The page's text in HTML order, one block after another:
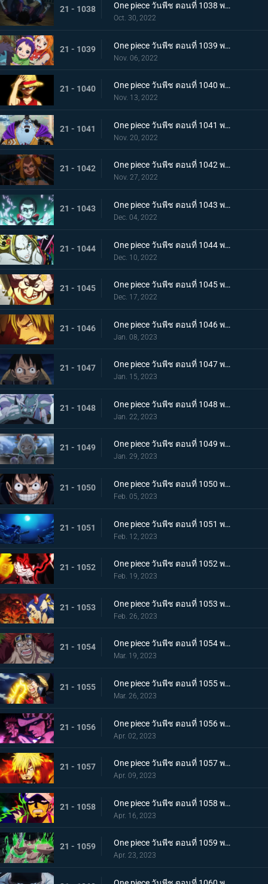
21 - 1038 One piece วันพีช ตอนที่ 1038 พากย์ไทย ท่าไม้ตายของนามิ! ศึกเสี่ยงตายของโอทามะ
Oct. 30, 2022
21 - 1039 One piece วันพีช ตอนที่ 1039 พากย์ไทย พวกพ้องเพิ่มพรวด กลุ่มหมวกฟางโต้กลับ
Nov. 06, 2022
21 - 1040 One piece วันพีช ตอนที่ 1040 พากย์ไทย ความภาคภูมิใจของนายท้าย จินเบเดือดจัด!
Nov. 13, 2022
21 - 1041 One piece วันพีช ตอนที่ 1041 พากย์ไทย ยอดศึกตัดสินสัตว์ประหลาด! ยามาโตะกับแฟรงกี้
Nov. 20, 2022
21 - 1042 One piece วันพีช ตอนที่ 1042 พากย์ไทย กับดักของผู้ล่า การยั่วยวนของแบล็คมาเรีย
Nov. 27, 2022
21 - 1043 One piece วันพีช ตอนที่ 1043 พากย์ไทย สะบั้นฝันร้าย บรู๊คดึงดาบน้ำแข็งออกจากฝัก
Dec. 04, 2022
21 - 1044 One piece วันพีช ตอนที่ 1044 พากย์ไทย คลัตช์ โรบินสวมอวตารปีศาจ
Dec. 10, 2022
21 - 1045 One piece วันพีช ตอนที่ 1045 พากย์ไทย คำสาป ภัยร้ายคืบคลานหาคิดกับโซโล
Dec. 17, 2022
21 - 1046 One piece วันพีช ตอนที่ 1046 พากย์ไทย เดิมพันใหญ่จะหัวหรือก้อย ปีกคู่ออกโรง
Jan. 08, 2023
21 - 1047 One piece วันพีช ตอนที่ 1047 พากย์ไทย จงปีนขึ้นไปสู้รุ่งอรุณ! มังกรสีชมพูอาละวาด
Jan. 15, 2023
21 - 1048 One piece วันพีช ตอนที่ 1048 พากย์ไทย ไปสู่อนาคต! คำสาบานของยามาโตะกับสุดยอดนักดาบ
Jan. 22, 2023
21 - 1049 One piece วันพีช ตอนที่ 1049 พากย์ไทย ลูฟี่โบยบิน! ล้างแค้นร้อยอสูร
Jan. 29, 2023
21 - 1050 One piece วันพีช ตอนที่ 1050 พากย์ไทย มังกร 2 ตัวเผชิญหน้า! ความมุ่งมั่นของโมโมโนะสุเกะ!
Feb. 05, 2023
21 - 1051 One piece วันพีช ตอนที่ 1051 พากย์ไทย ตำนานกลับมาอีกครั้ง! หมัดของลูฟี่คำรามบนท้องฟ้า
Feb. 12, 2023
21 - 1052 One piece วันพีช ตอนที่ 1052 พากย์ไทย สถาการณ์ตึงเครียด! จุดจบของโอนิกาชิมะ!
Feb. 19, 2023
21 - 1053 One piece วันพีช ตอนที่ 1053 พากย์ไทย ซันจิกลายพันธุ์ แขนทั้ง 2 เจอวิกฤติ!
Feb. 26, 2023
21 - 1054 One piece วันพีช ตอนที่ 1054 พากย์ไทย คู่หูต้องตาย! เดิมพันมรณะของคิลเลอร์
Mar. 19, 2023
21 - 1055 One piece วันพีช ตอนที่ 1055 พากย์ไทย ร่างเงาดึงเชือก! โอนิกาชิมะในเปลวเพลิง
Mar. 26, 2023
21 - 1056 One piece วันพีช ตอนที่ 1056 พากย์ไทย การโต้กลับ! ท่าผสานของคิดกับลอว์โต้กลับ
Apr. 02, 2023
21 - 1057 One piece วันพีช ตอนที่ 1057 พากย์ไทย เพื่อลูฟี่ คำสาบานของซันจิกับโซโร
Apr. 09, 2023
21 - 1058 One piece วันพีช ตอนที่ 1058 พากย์ไทย การจู่โจมของนักบวชเพลิงผลาญ เงื้อมมือปีศาจของโอโรจิที่คืบคลานเข้ามา
Apr. 16, 2023
21 - 1059 One piece วันพีช ตอนที่ 1059 พากย์ไทย โซโลตกที่นั่งลำบาก สัตว์ประหลาดคิงแห่งอัคคีภัย
Apr. 23, 2023